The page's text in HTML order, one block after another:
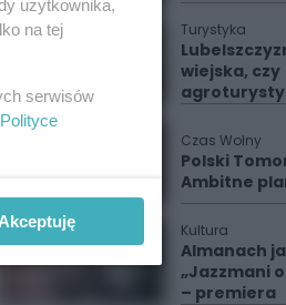
Turystyka
wiejska, czy
Czas Wolny
Polski
Ambitne
Kultura
Almanach
„Jazzmani
– premiera
użytkownika,
na tej
serwisów
Polityce
Akceptuję